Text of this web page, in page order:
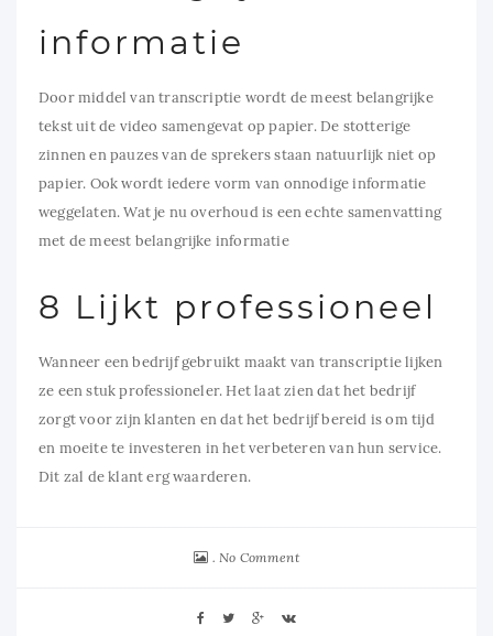
informatie
Door middel van transcriptie wordt de meest belangrijke
tekst uit de video samengevat op papier. De stotterige
zinnen en pauzes van de sprekers staan natuurlijk niet op
papier. Ook wordt iedere vorm van onnodige informatie
weggelaten. Wat je nu overhoud is een echte samenvatting
met de meest belangrijke informatie
8 Lijkt professioneel
Wanneer een bedrijf gebruikt maakt van transcriptie lijken
ze een stuk professioneler. Het laat zien dat het bedrijf
zorgt voor zijn klanten en dat het bedrijf bereid is om tijd
en moeite te investeren in het verbeteren van hun service.
Dit zal de klant erg waarderen.
No Comment